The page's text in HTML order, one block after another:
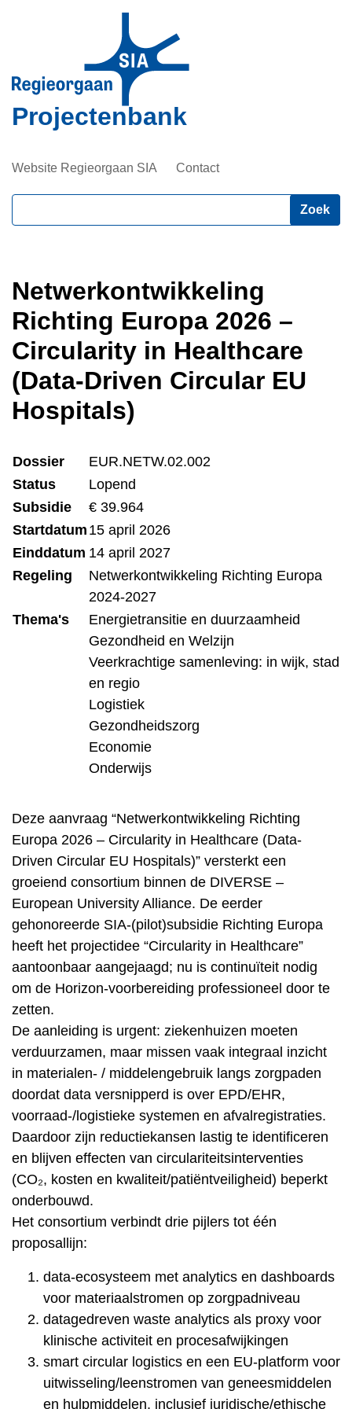
de
inhoud
gaan
Projectenbank
Website Regieorgaan SIA Contact
Netwerkontwikkeling
Richting Europa 2026 –
Circularity in Healthcare
(Data-Driven Circular EU
Hospitals)
Dossier
EUR.NETW.02.002
Status
Lopend
Subsidie
€ 39.964
Startdatum 15 april 2026
Einddatum 14 april 2027
Regeling
Netwerkontwikkeling Richting Europa
2024-2027
Thema's
Energietransitie en duurzaamheid
Gezondheid en Welzijn
Veerkrachtige samenleving: in wijk, stad
en regio
Logistiek
Gezondheidszorg
Economie
Onderwijs
Deze aanvraag “Netwerkontwikkeling Richting
Europa 2026 – Circularity in Healthcare (Data-
Driven Circular EU Hospitals)” versterkt een
groeiend consortium binnen de DIVERSE –
European University Alliance. De eerder
gehonoreerde SIA-(pilot)subsidie Richting Europa
heeft het projectidee “Circularity in Healthcare”
aantoonbaar aangejaagd; nu is continuïteit nodig
om de Horizon-voorbereiding professioneel door te
zetten.
De aanleiding is urgent: ziekenhuizen moeten
verduurzamen, maar missen vaak integraal inzicht
in materialen- / middelengebruik langs zorgpaden
doordat data versnipperd is over EPD/EHR,
voorraad-/logistieke systemen en afvalregistraties.
Daardoor zijn reductiekansen lastig te identificeren
en blijven effecten van circulariteitsinterventies
(CO₂, kosten en kwaliteit/patiëntveiligheid) beperkt
onderbouwd.
Het consortium verbindt drie pijlers tot één
proposallijn:
data-ecosysteem met analytics en dashboards
voor materiaalstromen op zorgpadniveau
datagedreven waste analytics als proxy voor
klinische activiteit en procesafwijkingen
smart circular logistics en een EU-platform voor
uitwisseling/leenstromen van geneesmiddelen
en hulpmiddelen, inclusief juridische/ethische